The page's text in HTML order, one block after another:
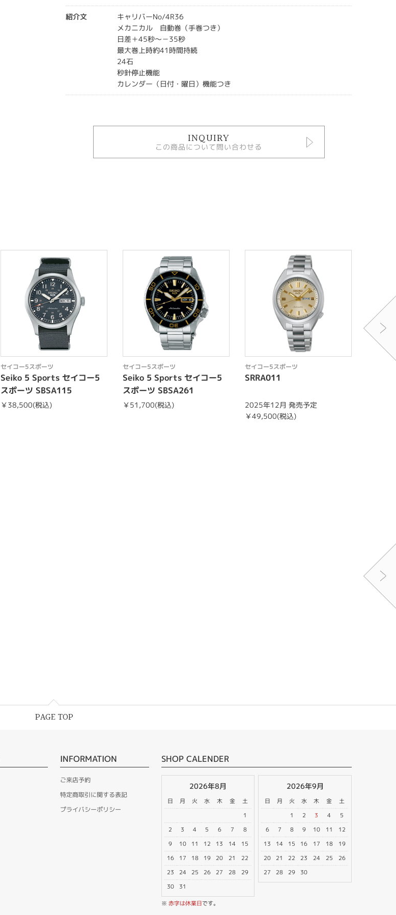
紹介文
キャリバーNo/4R36
メカニカル 自動巻（手巻つき）
日差＋45秒～－35秒
最大巻上時約41時間持続
24石
秒針停止機能
カレンダー（日付・曜日）機能つき
INQUIRY
この商品について問い合わせる
セイコー5スポーツ
Seiko 5 Sports セイコー5
スポーツ SBSA115
￥38,500(税込)
セイコー5スポーツ
Seiko 5 Sports セイコー5
スポーツ SBSA261
￥51,700(税込)
セイコー5スポーツ
SRRA011
2025年12月 発売予定
￥49,500(税込)
PAGE TOP
INFORMATION
ご来店予約
特定商取引に関する表記
プライバシーポリシー
SHOP CALENDER
2026年8月
日 月 火 水 木 金
土
1
2
3 4 5 6 7
8
9
10 11 12 13 14
15
16
17 18 19 20 21
22
23
24 25 26 27 28
29
30
31
2026年9月
日 月 火 水 木 金
土
1
2 3 4
5
6
7 8 9 10 11
12
13
14 15 16 17 18
19
20
21 22 23 24 25
26
27
28 29 30
※ 赤字は休業日です。